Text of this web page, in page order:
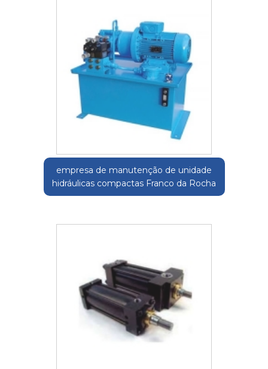
empresa de manutenção de unidade
hidráulicas compactas Franco da Rocha